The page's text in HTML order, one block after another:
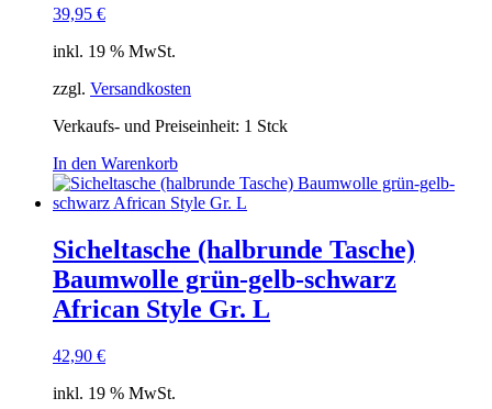
39,95 €
inkl. 19 % MwSt.
zzgl. Versandkosten
Verkaufs- und Preiseinheit: 1 Stck
In den Warenkorb
Sicheltasche (halbrunde Tasche)
Baumwolle grün-gelb-schwarz
African Style Gr. L
42,90 €
inkl. 19 % MwSt.